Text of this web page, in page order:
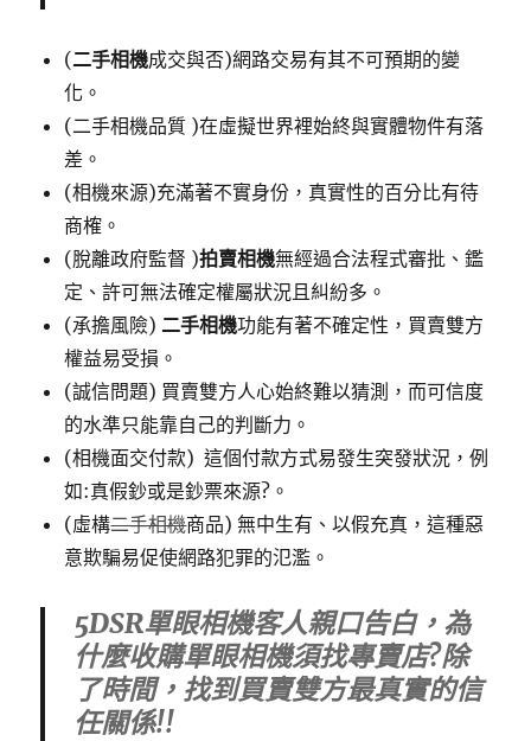
(二手相機成交與否)網路交易有其不可預期的變
化。
(二手相機品質 )在虛擬世界裡始終與實體物件有落
差。
(相機來源)充滿著不實身份，真實性的百分比有待
商榷。
(脫離政府監督 )拍賣相機無經過合法程式審批、鑑
定、許可無法確定權屬狀況且糾紛多。
(承擔風險) 二手相機功能有著不確定性，買賣雙方
權益易受損。
(誠信問題) 買賣雙方人心始終難以猜測，而可信度
的水準只能靠自己的判斷力。
(相機面交付款) 這個付款方式易發生突發狀況，例
如:真假鈔或是鈔票來源?。
(虛構二手相機商品) 無中生有、以假充真，這種惡
意欺騙易促使網路犯罪的氾濫。
5DSR單眼相機客人親口告白，為
什麼收購單眼相機須找專賣店?除
了時間，找到買賣雙方最真實的信
任關係!!